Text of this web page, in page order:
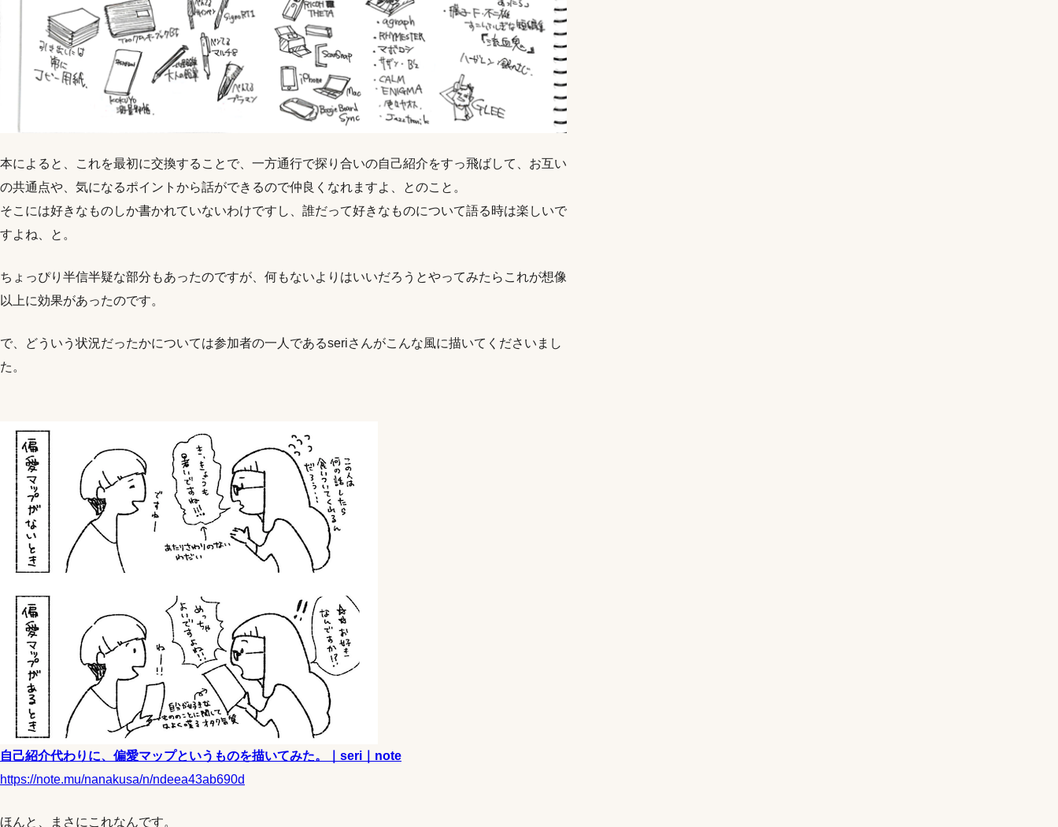
本によると、これを最初に交換することで、一方通行で探り合いの自己紹介をすっ飛ばして、お互い
の共通点や、気になるポイントから話ができるので仲良くなれますよ、とのこと。
そこには好きなものしか書かれていないわけですし、誰だって好きなものについて語る時は楽しいで
すよね、と。
ちょっぴり半信半疑な部分もあったのですが、何もないよりはいいだろうとやってみたらこれが想像
以上に効果があったのです。
で、どういう状況だったかについては参加者の一人であるseriさんがこんな風に描いてくださいまし
た。
自己紹介代わりに、偏愛マップというものを描いてみた。｜seri｜note
https://note.mu/nanakusa/n/ndeea43ab690d
ほんと、まさにこれなんです。